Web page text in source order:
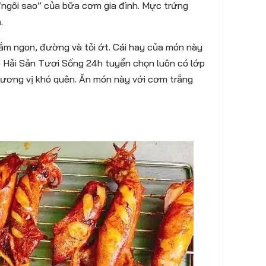
sao” của bữa cơm gia đình. Mực trứng
ngon, đường và tỏi ớt. Cái hay của món này
Sản Tươi Sống 24h tuyển chọn luôn có lớp
vị khó quên. Ăn món này với cơm trắng